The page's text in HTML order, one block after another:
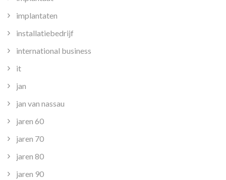
implantaten
installatiebedrijf
international business
it
jan
jan van nassau
jaren 60
jaren 70
jaren 80
jaren 90